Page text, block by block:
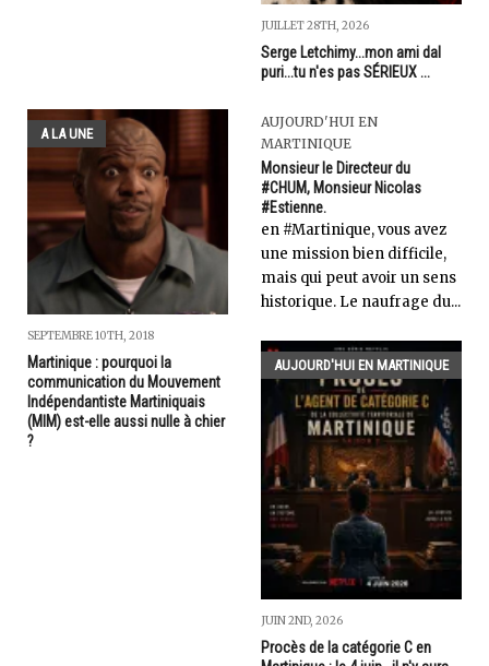
JUILLET 28TH, 2026
Serge Letchimy...mon ami dal
puri...tu n'es pas SÉRIEUX ...
A LA UNE
SEPTEMBRE 10TH, 2018
Martinique : pourquoi la
communication du Mouvement
Indépendantiste Martiniquais
(MIM) est-elle aussi nulle à chier
?
AUJOURD'HUI EN
MARTINIQUE
Monsieur le Directeur du
#CHUM, Monsieur Nicolas
#Estienne.
en #Martinique, vous avez
une mission bien difficile,
mais qui peut avoir un sens
historique. Le naufrage du...
AUJOURD'HUI EN MARTINIQUE
JUIN 2ND, 2026
Procès de la catégorie C en